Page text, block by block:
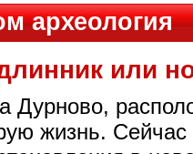
археология
или
Дурново,
жизнь.